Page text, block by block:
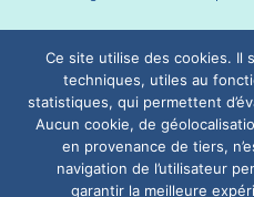
Chiffres Clés
Site internet réalisé
Web© MAJ Jan 26 –
Ce site utilise des cookies. Il
techniques, utiles au
statistiques, qui permettent
Aucun cookie, de
en provenance de tiers,
navigation de l’utilisateur
garantir la meilleure